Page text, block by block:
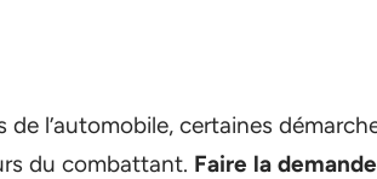
de l’automobile, certaines
du combattant. Faire la